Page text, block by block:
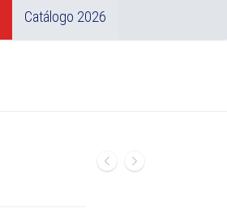
Catálogo 2026